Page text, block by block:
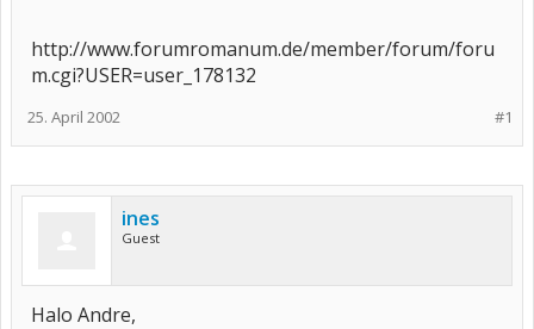
http://www.forumromanum.de/member/forum/foru
m.cgi?USER=user_178132
#1
25. April 2002
ines
Guest
Halo Andre,